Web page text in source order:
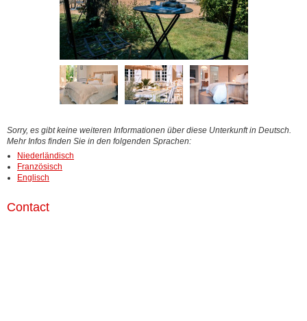
Sorry, es gibt keine weiteren Informationen über diese Unterkunft in Deutsch.
Mehr Infos finden Sie in den folgenden Sprachen:
Niederländisch
Französisch
Englisch
Contact